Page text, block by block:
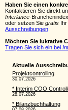
Haben Sie einen
Kontaktieren Sie direkt
Interlance-Branchenindex,
oder setzen Sie gratis
Ausschreibungen
Möchten Sie lukrative
Tragen Sie sich ein bei